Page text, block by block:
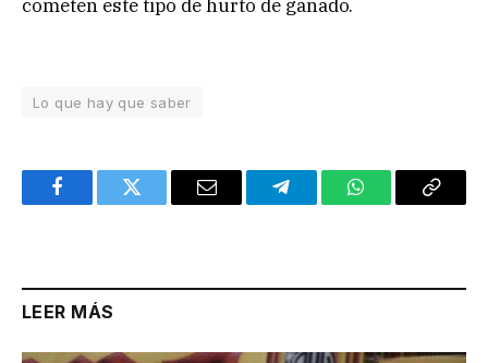
cometen este tipo de hurto de ganado.
Lo que hay que saber
FacebookTwitter Email TelegramWhatsAppCopy
LEER MÁS